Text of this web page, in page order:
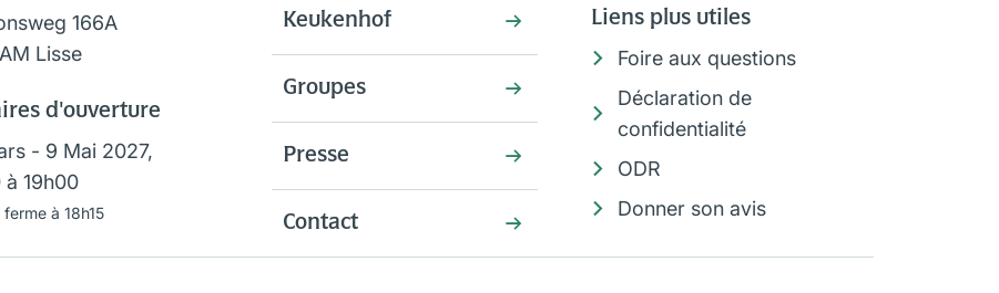
166A
Lisse
d'ouverture
- 9 Mai 2027,
à 19h00
ferme à 18h15
Keukenhof
Groupes
Presse
Contact
Liens plus utiles
Foire aux questions
Déclaration de
confidentialité
ODR
Donner son avis